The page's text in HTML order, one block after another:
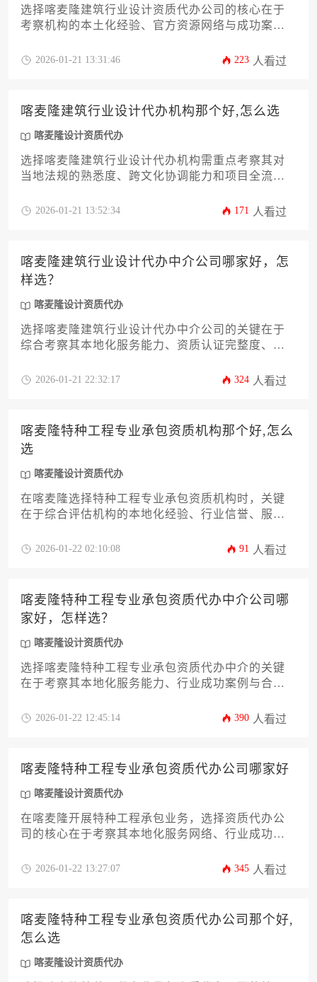
选择喀麦隆建筑行业设计资质代办公司的核心在于
考察机构的本土化经验、官方资源网络与成功案例
防控体系，企业需通过多维度实地验证避免陷入资
2026-01-21 13:31:46 223 人看过
喀麦隆建筑行业设计代办机构那个好,怎么选
喀麦隆设计资质代办
选择喀麦隆建筑行业设计代办机构需重点考察其对
当地法规的熟悉度、跨文化协调能力和项目全流程
监理的一站式服务，并通过本土化团队有效解决报
2026-01-21 13:52:34 171 人看过
喀麦隆建筑行业设计代办中介公司哪家好，怎
样选？
喀麦隆设计资质代办
选择喀麦隆建筑行业设计代办中介公司的关键在于
综合考察其本地化服务能力、资质认证完整度、行
实地考察、合同审查等方式筛选符合项目需求的可
2026-01-21 22:32:17 324 人看过
喀麦隆特种工程专业承包资质机构那个好,怎么
选
喀麦隆设计资质代办
在喀麦隆选择特种工程专业承包资质机构时，关键
在于综合评估机构的本地化经验、行业信誉、服务
可资质、成功项目案例和高效的喀麦隆设计资质代
资质办理既符合法规要求又能匹配项目实际需求。
2026-01-22 02:10:08 91 人看过
喀麦隆特种工程专业承包资质代办中介公司哪
家好，怎样选？
喀麦隆设计资质代办
选择喀麦隆特种工程专业承包资质代办中介的关键
在于考察其本地化服务能力、行业成功案例与合规
的实操经验及客户评价来决策。
2026-01-22 12:45:14 390 人看过
喀麦隆特种工程专业承包资质代办公司哪家好
喀麦隆设计资质代办
在喀麦隆开展特种工程承包业务，选择资质代办公
司的核心在于考察其本地化服务网络、行业成功案
隆建筑市场的实战经验，能够针对油气管道、隧道
2026-01-22 13:27:07 345 人看过
喀麦隆特种工程专业承包资质代办公司那个好,
怎么选
喀麦隆设计资质代办